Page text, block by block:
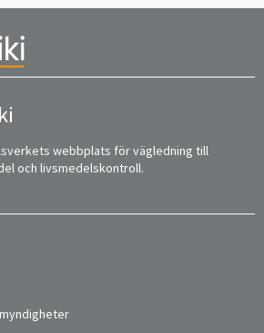
webbplats för vägledning till
och livsmedelskontroll.